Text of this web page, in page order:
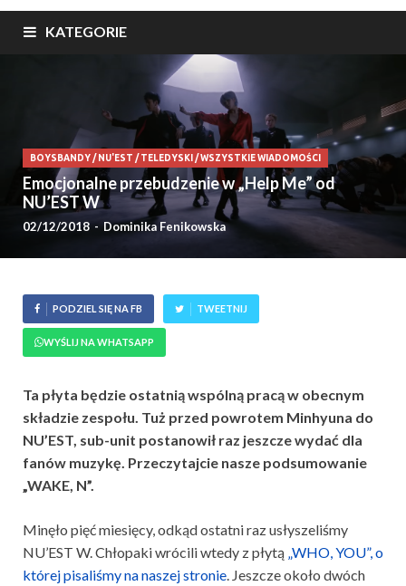
KATEGORIE
BOYSBANDY/ NU'EST /TELEDYSKI /WSZYSTKIE WIADOMOŚCI
Emocjonalne przebudzenie w „Help Me” od
NU’EST W
02/12/2018-Dominika Fenikowska
PODZIEL SIĘ NA FB TWEETNIJ
WYŚLIJ NA WHATSAPP
Ta płyta będzie ostatnią wspólną pracą w obecnym
składzie zespołu. Tuż przed powrotem Minhyuna do
NU’EST, sub-unit postanowił raz jeszcze wydać dla
fanów muzykę. Przeczytajcie nasze podsumowanie
„WAKE, N”.
Minęło pięć miesięcy, odkąd ostatni raz usłyszeliśmy
NU’EST W. Chłopaki wrócili wtedy z płytą „WHO, YOU”, o
której pisaliśmy na naszej stronie. Jeszcze około dwóch